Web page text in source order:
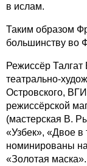
в ислам.
Таким образом
большинству во
Режиссёр
театрально-
Островского,
режиссёрской
(мастерская В.
«Узбек», «Двое
номинированы
«Золотая